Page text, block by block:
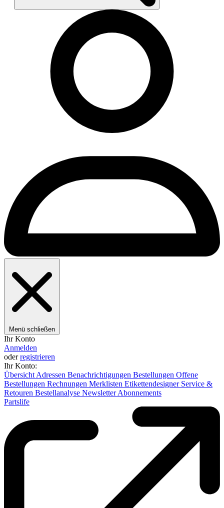
Menü schließen
Ihr Konto
Anmelden
oderregistrieren
Ihr Konto:
Übersicht Adressen Benachrichtigungen Bestellungen Offene
Bestellungen Rechnungen Merklisten Etikettendesigner Service &
Retouren Bestellanalyse NewsletterAbonnements
Partslife